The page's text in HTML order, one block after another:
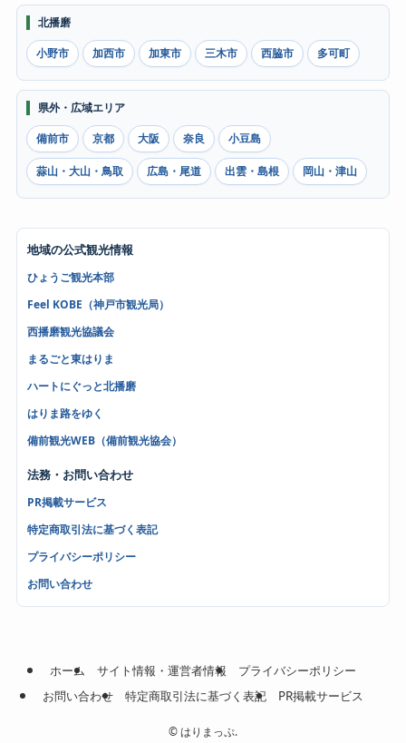
北播磨
小野市
加西市 加東市 三木市 西脇市 多可町
県外・広域エリア
備前市
京都 大阪 奈良 小豆島
蒜山・大山・鳥取 広島・尾道 出雲・島根 岡山・津山
地域の公式観光情報
ひょうご観光本部
Feel KOBE（神戸市観光局）
西播磨観光協議会
まるごと東はりま
ハートにぐっと北播磨
はりま路をゆく
備前観光WEB（備前観光協会）
法務・お問い合わせ
PR掲載サービス
特定商取引法に基づく表記
プライバシーポリシー
お問い合わせ
ホーム サイト情報・運営者情報
プライバシーポリシー
お問い合わせ
特定商取引法に基づく表記 PR掲載サービス
©はりまっぷ.